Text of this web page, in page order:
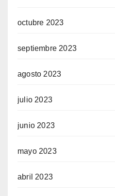
octubre 2023
septiembre 2023
agosto 2023
julio 2023
junio 2023
mayo 2023
abril 2023